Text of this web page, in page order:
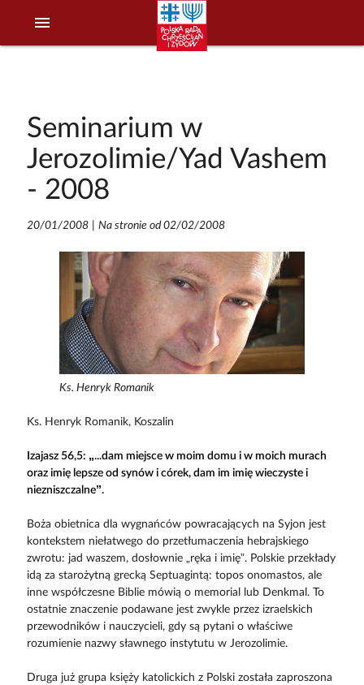
menu
Seminarium w
Jerozolimie/Yad Vashem
- 2008
20/01/2008| Na stronie od 02/02/2008
Ks. Henryk Romanik
Ks. Henryk Romanik, Koszalin
Izajasz 56,5: „...dam miejsce w moim domu i w moich murach
oraz imię lepsze od synów i córek, dam im imię wieczyste i
niezniszczalne”.
Boża obietnica dla wygnańców powracających na Syjon jest
kontekstem niełatwego do przetłumaczenia hebrajskiego
zwrotu: jad waszem, dosłownie „ręka i imię”. Polskie przekłady
idą za starożytną grecką Septuagintą: topos onomastos, ale
inne współczesne Biblie mówią o memorial lub Denkmal. To
ostatnie znaczenie podawane jest zwykle przez izraelskich
przewodników i nauczycieli, gdy są pytani o właściwe
rozumienie nazwy sławnego instytutu w Jerozolimie.
Druga już grupa księży katolickich z Polski została zaproszona